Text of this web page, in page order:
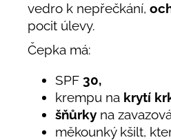
vedro k nepřečkání,
pocit úlevy.
Čepka má:
SPF 30,
krempu na krytí
šňůrky na
měkounký kšilt,